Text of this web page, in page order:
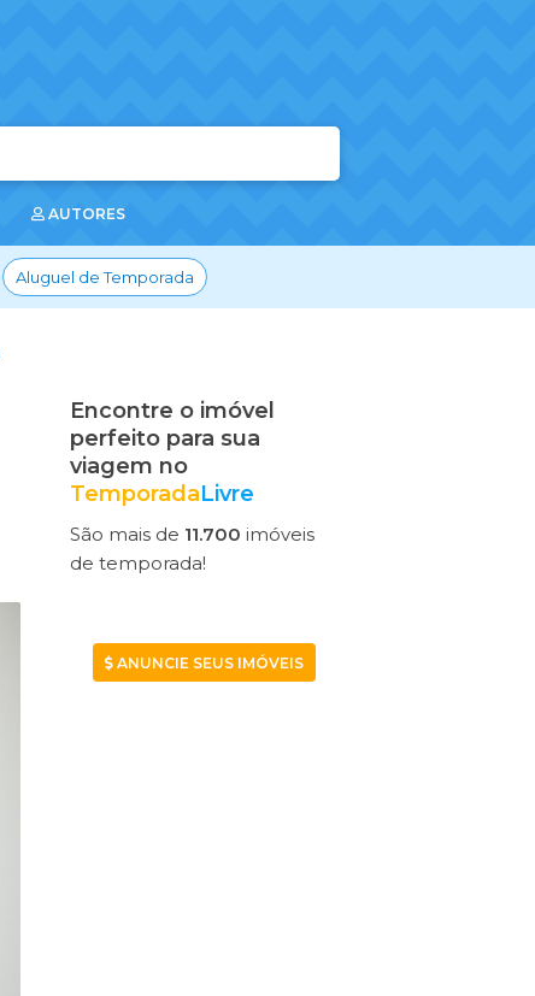
AUTORES
Aluguel de Temporada
Encontre o imóvel
perfeito para sua
viagem no
TemporadaLivre
São mais de 11.700 imóveis
de temporada!
ANUNCIE SEUS IMÓVEIS